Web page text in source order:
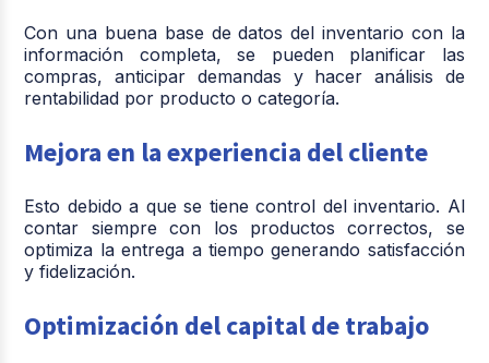
Con una buena base de datos del inventario con la
información completa, se pueden planificar las
compras, anticipar demandas y hacer análisis de
rentabilidad por producto o categoría.
Mejora en la experiencia del cliente
Esto debido a que se tiene control del inventario. Al
contar siempre con los productos correctos, se
optimiza la entrega a tiempo generando satisfacción
y fidelización.
Optimización del capital de trabajo